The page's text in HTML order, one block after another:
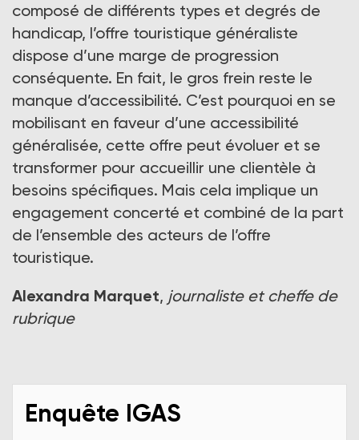
composé de différents types et degrés de
handicap, l’offre touristique généraliste
dispose d’une marge de progression
conséquente. En fait, le gros frein reste le
manque d’accessibilité. C’est pourquoi en se
mobilisant en faveur d’une accessibilité
généralisée, cette offre peut évoluer et se
transformer pour accueillir une clientèle à
besoins spécifiques. Mais cela implique un
engagement concerté et combiné de la part
de l’ensemble des acteurs de l’offre
touristique.
Alexandra Marquet, journaliste et cheffe de
rubrique
Enquête IGAS